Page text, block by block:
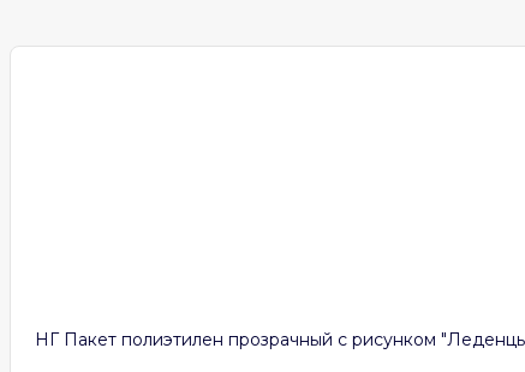
НГ Пакет полиэтилен прозрачный с рисунком